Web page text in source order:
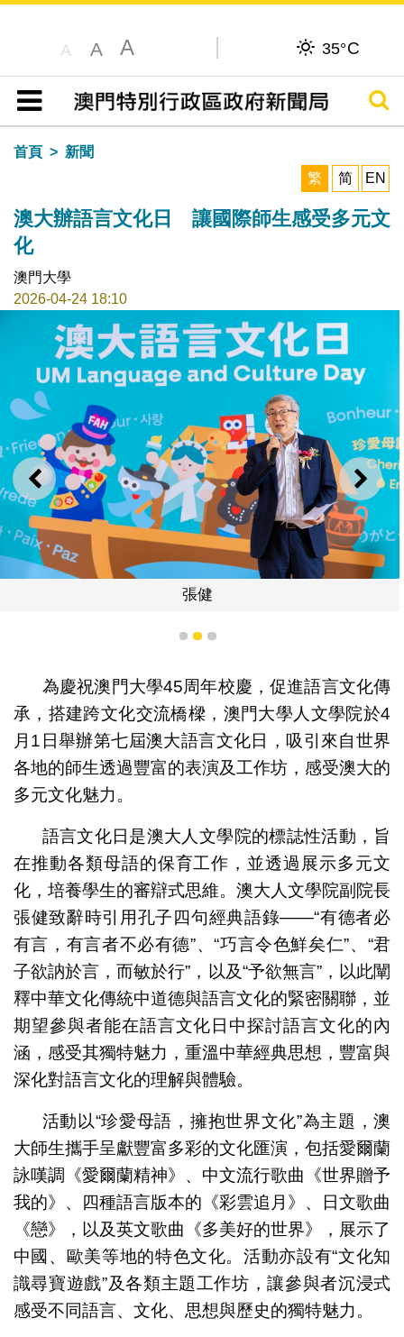
A A A 35°C
目錄
搜尋
首頁
新聞
繁
简 EN
澳大辦語言文化日 讓國際師生感受多元文
化
澳門大學
2026-04-24 18:10
上一則 下一
張健
1 2 3
為慶祝澳門大學45周年校慶，促進語言文化傳
承，搭建跨文化交流橋樑，澳門大學人文學院於4
月1日舉辦第七屆澳大語言文化日，吸引來自世界
各地的師生透過豐富的表演及工作坊，感受澳大的
多元文化魅力。
語言文化日是澳大人文學院的標誌性活動，旨
在推動各類母語的保育工作，並透過展示多元文
化，培養學生的審辯式思維。澳大人文學院副院長
張健致辭時引用孔子四句經典語錄——“有德者必
有言，有言者不必有德”、“巧言令色鮮矣仁”、“君
子欲訥於言，而敏於行”，以及“予欲無言”，以此闡
釋中華文化傳統中道德與語言文化的緊密關聯，並
期望參與者能在語言文化日中探討語言文化的內
涵，感受其獨特魅力，重溫中華經典思想，豐富與
深化對語言文化的理解與體驗。
活動以“珍愛母語，擁抱世界文化”為主題，澳
大師生攜手呈獻豐富多彩的文化匯演，包括愛爾蘭
詠嘆調《愛爾蘭精神》、中文流行歌曲《世界贈予
我的》、四種語言版本的《彩雲追月》、日文歌曲
《戀》，以及英文歌曲《多美好的世界》，展示了
中國、歐美等地的特色文化。活動亦設有“文化知
識尋寶遊戲”及各類主題工作坊，讓參與者沉浸式
感受不同語言、文化、思想與歷史的獨特魅力。